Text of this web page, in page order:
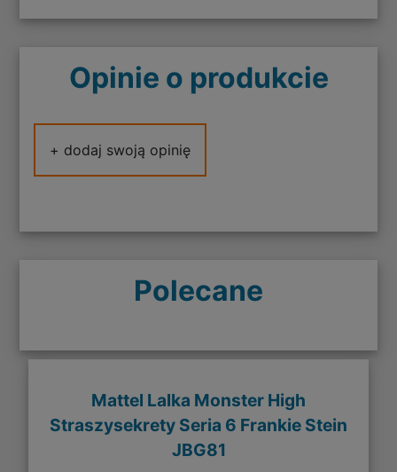
Opinie o produkcie
+ dodaj swoją opinię
Polecane
Mattel Lalka Monster High
Straszysekrety Seria 6 Frankie Stein
JBG81